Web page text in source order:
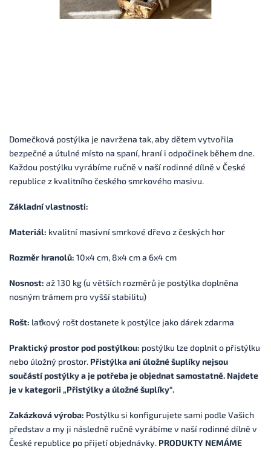
Domečková postýlka je navržena tak, aby dětem vytvořila
bezpečné a útulné místo na spaní, hraní i odpočinek během dne.
Každou postýlku vyrábíme ručně v naší rodinné dílně v České
republice z kvalitního českého smrkového masivu.
Základní vlastnosti:
Materiál: kvalitní masivní smrkové dřevo z českých hor
Rozměr hranolů: 10x4 cm, 8x4 cm a 6x4 cm
Nosnost: až 130 kg (u větších rozměrů je postýlka doplněna
nosným trámem pro vyšší stabilitu)
Rošt: laťkový rošt dostanete k postýlce jako dárek zdarma
Praktický prostor pod postýlkou: postýlku lze doplnit o přistýlku
nebo úložný prostor. Přistýlka ani úložné šuplíky nejsou
součástí postýlky a je potřeba je objednat samostatně. Najdete
je v kategorii „Přistýlky a úložné šuplíky“.
Zakázková výroba: Postýlku si konfigurujete sami podle Vašich
představ a my ji následně ručně vyrábíme v naší rodinné dílně v
České republice po přijetí objednávky. PRODUKTY NEMÁME